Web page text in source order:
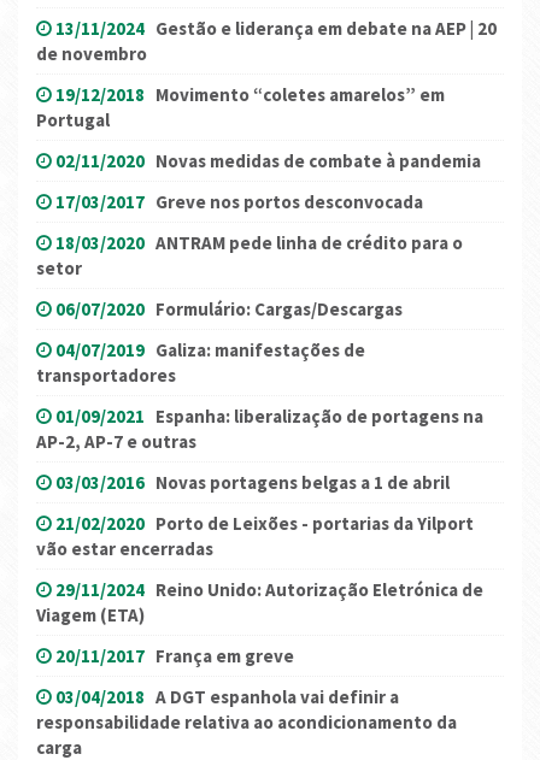
13/11/2024 Gestão e liderança em debate na AEP | 20
de novembro
19/12/2018 Movimento “coletes amarelos” em
Portugal
02/11/2020 Novas medidas de combate à pandemia
17/03/2017 Greve nos portos desconvocada
18/03/2020 ANTRAM pede linha de crédito para o
setor
06/07/2020 Formulário: Cargas/Descargas
04/07/2019 Galiza: manifestações de
transportadores
01/09/2021 Espanha: liberalização de portagens na
AP-2, AP-7 e outras
03/03/2016 Novas portagens belgas a 1 de abril
21/02/2020 Porto de Leixões - portarias da Yilport
vão estar encerradas
29/11/2024 Reino Unido: Autorização Eletrónica de
Viagem (ETA)
20/11/2017 França em greve
03/04/2018 A DGT espanhola vai definir a
responsabilidade relativa ao acondicionamento da
carga